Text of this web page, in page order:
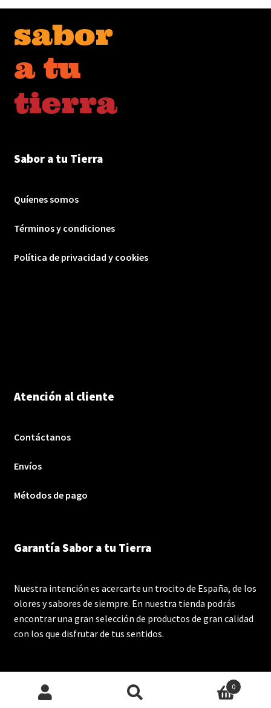
Sabor a tu Tierra
Quíenes somos
Términos y condiciones
Política de privacidad y cookies
Atención al cliente
Contáctanos
Envíos
Métodos de pago
Garantía Sabor a tu Tierra
Nuestra intención es acercarte un trocito de España, de los
olores y sabores de siempre. En nuestra tienda podrás
encontrar una gran selección de productos de gran calidad
con los que disfrutar de tus sentidos.
0